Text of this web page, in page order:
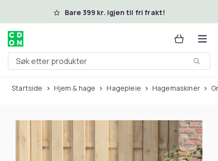
Hopp til hovedinnholdBare 399 kr. igjen til fri frakt!
Søk etter produkter
Startside Hjem & hage Hagepleie Hagemaskiner